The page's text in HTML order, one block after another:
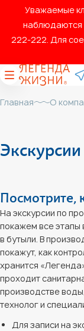
Уважаемые
наблюдаются
222‑222. Для
Главная О
Экскурсии
Посмотрите,
На экскурсии по
покажем все этапы
в бутыли. В
покажут, как
хранится
проходит
производстве
технолог и
Для записи на